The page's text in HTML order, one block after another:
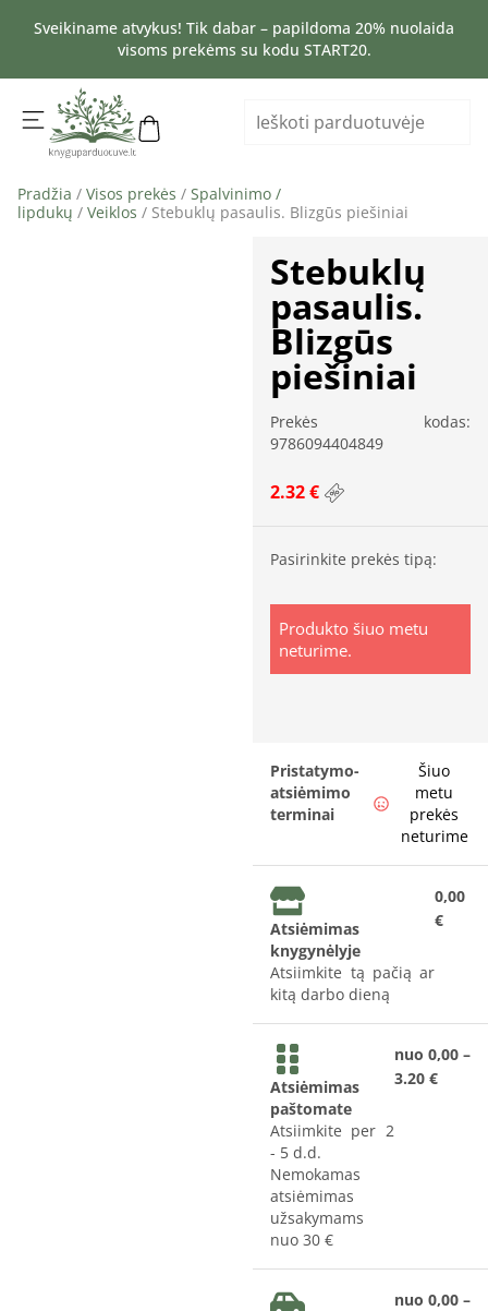
Sveikiname atvykus! Tik dabar – papildoma 20% nuolaida
visoms prekėms su kodu START20.
Pradžia / Visos prekės / Spalvinimo /
lipdukų / Veiklos / Stebuklų pasaulis. Blizgūs piešiniai
Stebuklų
pasaulis.
Blizgūs
piešiniai
Prekės kodas:
9786094404849
2.32 €
Pasirinkite prekės tipą:
Produkto šiuo metu
neturime.
Pristatymo-
atsiėmimo
terminai
Šiuo
metu
prekės
neturime
Atsiėmimas
knygynėlyje
Atsiimkite tą pačią ar
kitą darbo dieną
0,00
€
Atsiėmimas
paštomate
Atsiimkite per 2
- 5 d.d.
Nemokamas
atsiėmimas
užsakymams
nuo 30 €
nuo 0,00 –
3.20 €
nuo 0,00 –